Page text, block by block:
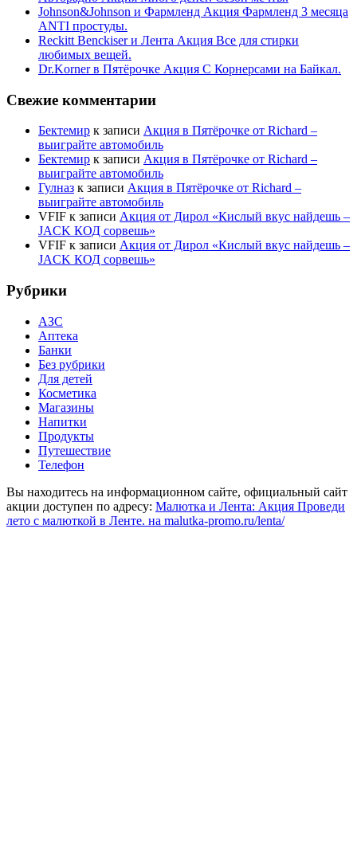
Johnson&Johnson и Фармленд Акция Фармленд 3 месяца
ANTI простуды.
Reckitt Benckiser и Лента Акция Все для стирки
любимых вещей.
Dr.Korner в Пятёрочке Акция С Корнерсами на Байкал.
Свежие комментарии
Бектемир к записи Акция в Пятёрочке от Richard –
выиграйте автомобиль
Бектемир к записи Акция в Пятёрочке от Richard –
выиграйте автомобиль
Гулназ к записи Акция в Пятёрочке от Richard –
выиграйте автомобиль
VFIF к записи Акция от Дирол «Кислый вкус найдешь –
JACK КОД сорвешь»
VFIF к записи Акция от Дирол «Кислый вкус найдешь –
JACK КОД сорвешь»
Рубрики
АЗС
Аптека
Банки
Без рубрики
Для детей
Косметика
Магазины
Напитки
Продукты
Путешествие
Телефон
Вы находитесь на информационном сайте, официальный сайт
акции доступен по адресу: Малютка и Лента: Акция Проведи
лето с малюткой в Ленте. на malutka-promo.ru/lenta/